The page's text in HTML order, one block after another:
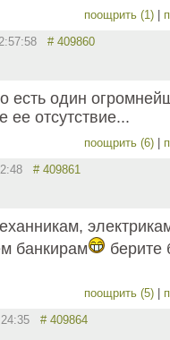
поощрить (1)
# 409860
есть один
ее отсутствие...
поощрить (6)
# 409861
банкирам
берите
поощрить (5)
# 409864